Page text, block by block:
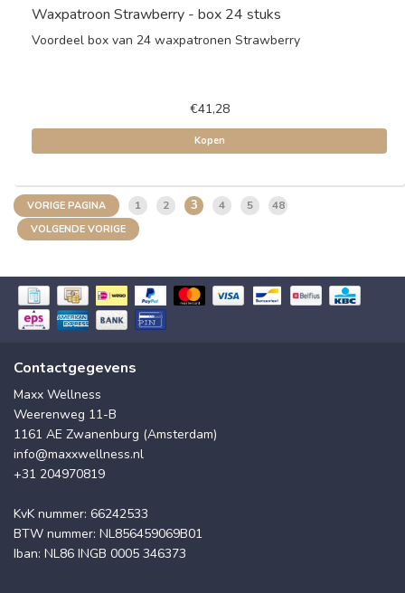
Waxpatroon Strawberry - box 24 stuks
Voordeel box van 24 waxpatronen Strawberry
€41,28
Kopen
VORIGE PAGINA 1 2 3 4 5 48
VOLGENDE VORIGE
Contactgegevens
Maxx Wellness
Weerenweg 11-B
1161 AE Zwanenburg (Amsterdam)
info@maxxwellness.nl
+31 204970819
KvK nummer: 66242533
BTW nummer: NL856459069B01
Iban: NL86 INGB 0005 346373